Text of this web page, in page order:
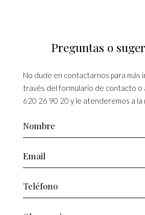
Preguntas o
No dude en contactarnos para más
través del formulario de contacto o
620 26 90 20 y le atenderemos a